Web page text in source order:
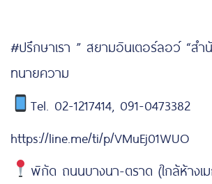
#ปรึกษาเรา ” สยามอินเตอร์ลอว์ “สำ
ทนายความ
Tel. 02-1217414, 091-0473382
https://line.me/ti/p/VMuEj01WUO
พิกัด ถนนบางนา-ตราด (ใกล้ห้างเม